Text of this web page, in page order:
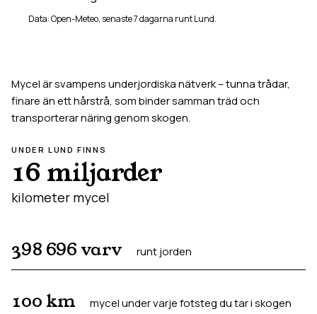
Data: Open-Meteo, senaste 7 dagarna runtLund.
Mycel är svampens underjordiska nätverk – tunna trådar,
finare än ett hårstrå, som binder samman träd och
transporterar näring genom skogen.
UNDER LUND FINNS
16 miljarder
kilometer mycel
398 696 varv runt jorden
100 km mycel under varje fotsteg du tar i skogen